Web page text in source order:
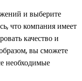
и выберите
что компания имеет
качество и
вы сможете
необходимые